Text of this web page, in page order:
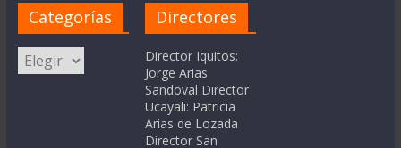
Categorías
Categorías
Directores
Director Iquitos:
Jorge Arias
Sandoval Director
Ucayali: Patricia
Arias de Lozada
Director San